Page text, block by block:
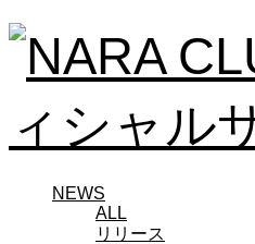
NEWS
ALL
リリース